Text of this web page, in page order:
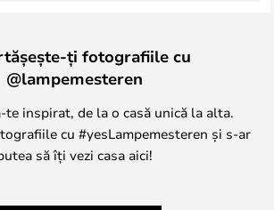
ți fotografiile cu
@lampemesteren
te inspirat, de la o casă unică la alta.
cu #yesLampemesteren și s-ar
să îți vezi casa aici!